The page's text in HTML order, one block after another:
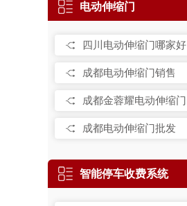
电动伸缩门
四川电动伸缩门哪家好
成都电动伸缩门销售
成都金蓉耀电动伸缩门
成都电动伸缩门批发
智能停车收费系统